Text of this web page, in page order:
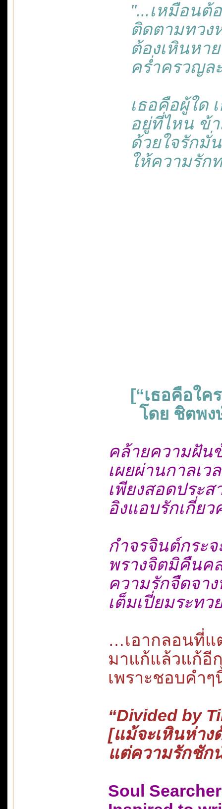
"...เหมือนต้อ
ติดตามทวงห
ต้องเหินหาย
คร่ำครวญละ
เธอคือผู้ใด เ
อยู่ที่ไหน ข้า
ด้วยใจรักมั่น
ให้ความรักท
[“เธอคือใคร
โดย ชิตพง
คล้ายความฝัน
เผยผ่านกาลเ
เพียงสอดประ
อิงแอบรักเกี่ย
กำจรจินต์กระ
พรางจิตมิคืนค
ความรักจืดจา
เต็มเปี่ยมระท
…เอากลอนที่แ
มาแก้แล้วแก้อี
เพราะชอบคำ
“Divided by
[แม้จะเหินห่าง
แต่ความรักชัก
Soul Searcher